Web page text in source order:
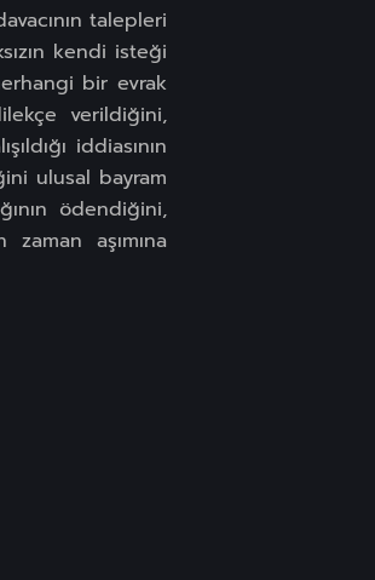
talepleri
kendi isteği
bir evrak
verildiğini,
iddiasının
ulusal bayram
ödendiğini,
zaman aşımına